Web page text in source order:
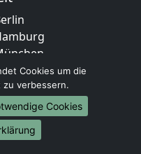
am Main
Cookies um die
verbessern.
Cookies